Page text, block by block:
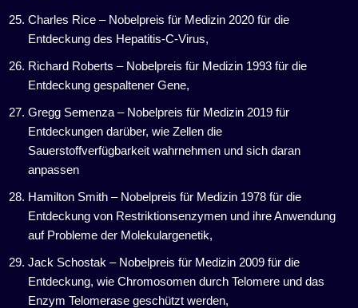
Charles Rice – Nobelpreis für Medizin 2020 für die
Entdeckung des Hepatitis-C-Virus,
Richard Roberts – Nobelpreis für Medizin 1993 für die
Entdeckung gespaltener Gene,
Gregg Semenza – Nobelpreis für Medizin 2019 für
Entdeckungen darüber, wie Zellen die
Sauerstoffverfügbarkeit wahrnehmen und sich daran
anpassen
Hamilton Smith – Nobelpreis für Medizin 1978 für die
Entdeckung von Restriktionsenzymen und ihre Anwendung
auf Probleme der Molekulargenetik,
Jack Schostak – Nobelpreis für Medizin 2009 für die
Entdeckung, wie Chromosomen durch Telomere und das
Enzym Telomerase geschützt werden,